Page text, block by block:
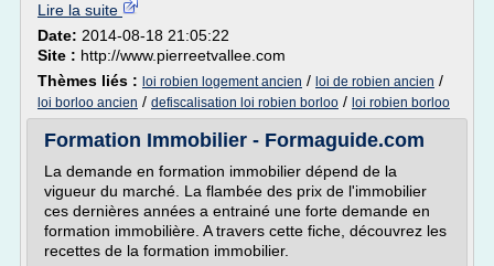
Lire la suite
Date: 2014-08-18 21:05:22
Site : http://www.pierreetvallee.com
Thèmes liés : loi robien logement ancien / loi de robien ancien /
loi borloo ancien / defiscalisation loi robien borloo / loi robien borloo
Formation Immobilier - Formaguide.com
La demande en formation immobilier dépend de la
vigueur du marché. La flambée des prix de l'immobilier
ces dernières années a entrainé une forte demande en
formation immobilière. A travers cette fiche, découvrez les
recettes de la formation immobilier.